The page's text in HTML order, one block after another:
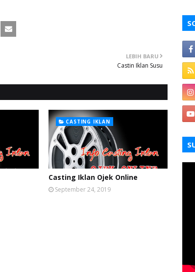
LEBIH BARU
Castin Iklan Susu
CASTING IKLAN
Casting Iklan Ojek Online
September 24, 2019